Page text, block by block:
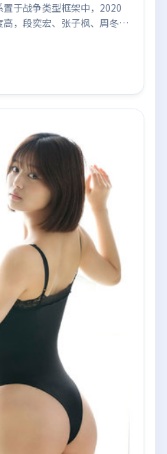
于战争类型框架中，2020
，段奕宏、张子枫、周冬
注；整体气质偏美国都市与